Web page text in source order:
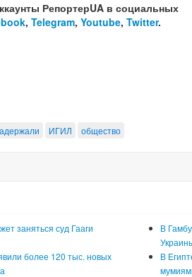
РепортерUA в социальных
, Telegram, Youtube, Twitter.
ИГИЛ общество
заняться суд Гааги
В
более 120 тыс. новых
В